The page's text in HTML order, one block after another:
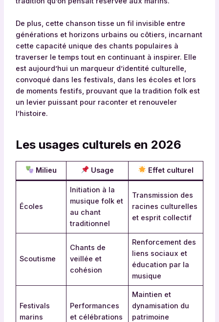
De plus, cette chanson tisse un fil invisible entre
générations et horizons urbains ou côtiers, incarnant
cette capacité unique des chants populaires à
traverser le temps tout en continuant à inspirer. Elle
est aujourd’hui un marqueur d’identité culturelle,
convoqué dans les festivals, dans les écoles et lors
de moments festifs, prouvant que la tradition folk est
un levier puissant pour raconter et renouveler
l’histoire.
Les usages culturels en 2026
Milieu Usage Effet culturel
Écoles
Initiation à la
musique folk et
au chant
traditionnel
Transmission des
racines culturelles
et esprit collectif
Scoutisme
Chants de
veillée et
cohésion
Renforcement des
liens sociaux et
éducation par la
musique
Festivals
marins
Performances
et célébrations
Maintien et
dynamisation du
patrimoine